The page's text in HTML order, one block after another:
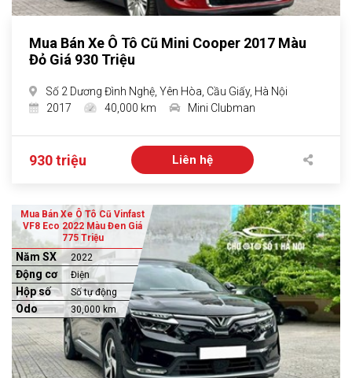
Mua Bán Xe Ô Tô Cũ Mini Cooper 2017 Màu
Đỏ Giá 930 Triệu
Số 2 Dương Đình Nghệ, Yên Hòa, Cầu Giấy, Hà Nội
2017
40,000 km Mini Clubman
930 triệu Liên hệ
Mua Bán Xe Ô Tô Cũ Vinfast
VF8 Eco 2022 Màu Đen Giá
775 Triệu
Năm SX 2022
Động cơ Điện
Hộp số Số tự động
Odo 30,000 km